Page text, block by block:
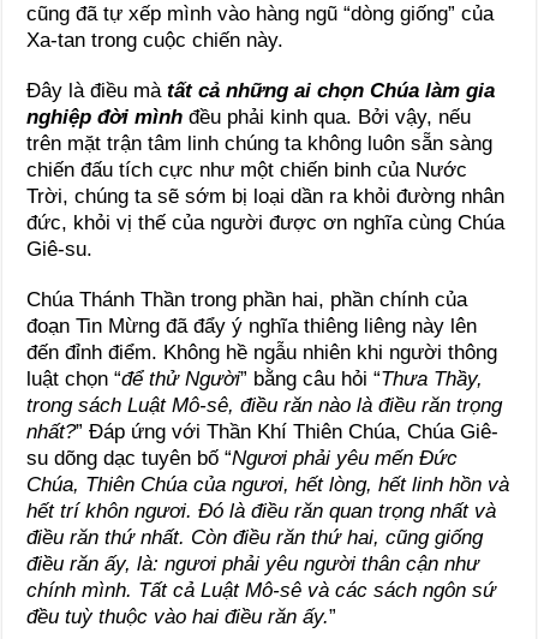
cũng đã tự xếp mình vào hàng ngũ “dòng giống” của
Xa-tan trong cuộc chiến này.
Đây là điều màtất cả những ai chọn Chúa làm gia
nghiệp đời mình đều phải kinh qua. Bởi vậy, nếu
trên mặt trận tâm linh chúng ta không luôn sẵn sàng
chiến đấu tích cực như một chiến binh của Nước
Trời, chúng ta sẽ sớm bị loại dần ra khỏi đường nhân
đức, khỏi vị thế của người được ơn nghĩa cùng Chúa
Giê-su.
Chúa Thánh Thần trong phần hai, phần chính của
đoạn Tin Mừng đã đẩy ý nghĩa thiêng liêng này lên
đến đỉnh điểm. Không hề ngẫu nhiên khi người thông
luật chọn “để thử Người” bằng câu hỏi “Thưa Thầy,
trong sách Luật Mô-sê, điều răn nào là điều răn trọng
nhất?” Đáp ứng với Thần Khí Thiên Chúa, Chúa Giê-
su dõng dạc tuyên bố “Ngươi phải yêu mến Đức
Chúa, Thiên Chúa của ngươi, hết lòng, hết linh hồn và
hết trí khôn ngươi. Đó là điều răn quan trọng nhất và
điều răn thứ nhất. Còn điều răn thứ hai, cũng giống
điều răn ấy, là: ngươi phải yêu người thân cận như
chính mình. Tất cả Luật Mô-sê và các sách ngôn sứ
đều tuỳ thuộc vào hai điều răn ấy.”